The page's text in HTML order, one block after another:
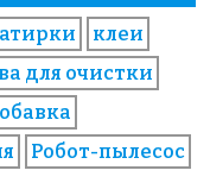
клеи
для очистки
Робот-пылесос